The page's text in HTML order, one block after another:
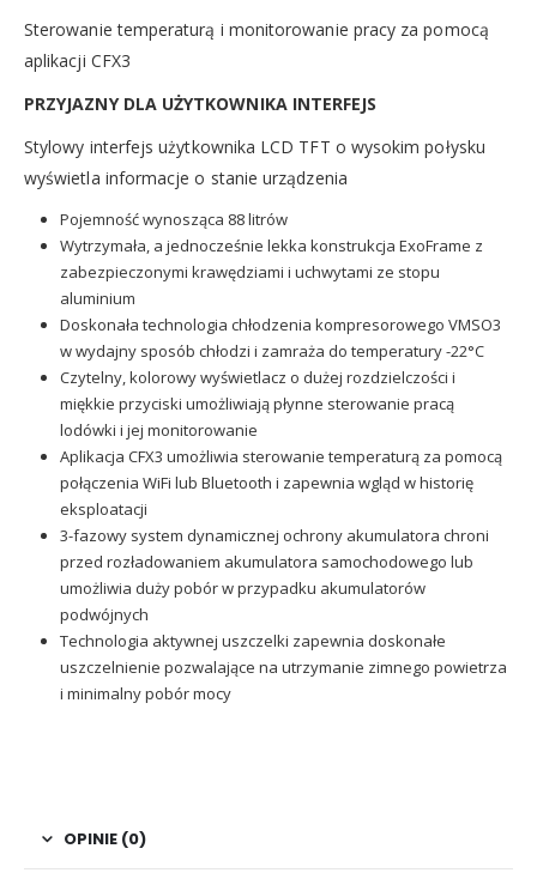
Sterowanie temperaturą i monitorowanie pracy za pomocą
aplikacji CFX3
PRZYJAZNY DLA UŻYTKOWNIKA INTERFEJS
Stylowy interfejs użytkownika LCD TFT o wysokim połysku
wyświetla informacje o stanie urządzenia
Pojemność wynosząca 88 litrów
Wytrzymała, a jednocześnie lekka konstrukcja ExoFrame z
zabezpieczonymi krawędziami i uchwytami ze stopu
aluminium
Doskonała technologia chłodzenia kompresorowego VMSO3
w wydajny sposób chłodzi i zamraża do temperatury -22°C
Czytelny, kolorowy wyświetlacz o dużej rozdzielczości i
miękkie przyciski umożliwiają płynne sterowanie pracą
lodówki i jej monitorowanie
Aplikacja CFX3 umożliwia sterowanie temperaturą za pomocą
połączenia WiFi lub Bluetooth i zapewnia wgląd w historię
eksploatacji
3-fazowy system dynamicznej ochrony akumulatora chroni
przed rozładowaniem akumulatora samochodowego lub
umożliwia duży pobór w przypadku akumulatorów
podwójnych
Technologia aktywnej uszczelki zapewnia doskonałe
uszczelnienie pozwalające na utrzymanie zimnego powietrza
i minimalny pobór mocy
OPINIE (0)